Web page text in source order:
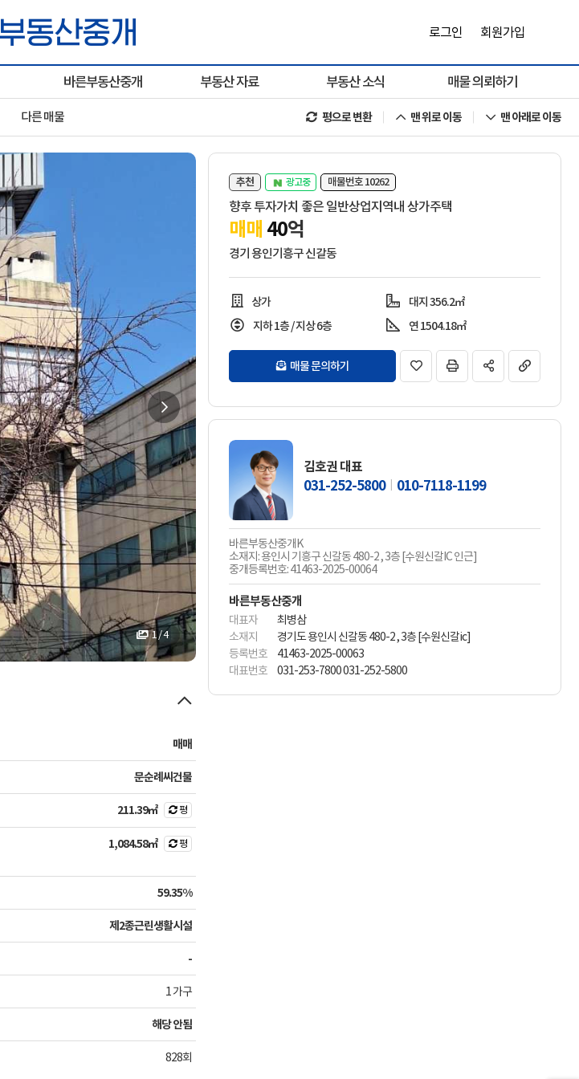
로그인 회원가입
바른부동산중개 부동산 자료 부동산 소식 매물 의뢰하기
다른 매물 평으로 변환 맨 위로 이동 맨 아래로 이동
1 / 4
매매
문순례씨건물
211.39㎡ 평
1,084.58㎡ 평
59.35%
제2종근린생활시설
-
1 가구
해당 안됨
828회
추천 광고중 매물번호 10262
향후 투자가치 좋은 일반상업지역내 상가주택
매매 40억
경기 용인기흥구 신갈동
상가
대지 356.2㎡
지하 1층 / 지상 6층
연 1504.18㎡
매물 문의하기
김호권 대표
031-252-5800 010-7118-1199
바른부동산중개K
소재지: 용인시 기흥구 신갈동 480-2 , 3층 [수원신갈IC 인근]
중개등록번호: 41463-2025-00064
바른부동산중개
대표자
최병삼
소재지
경기도 용인시 신갈동 480-2 , 3층 [수원신갈ic]
등록번호
41463-2025-00063
대표번호
031-253-7800 031-252-5800